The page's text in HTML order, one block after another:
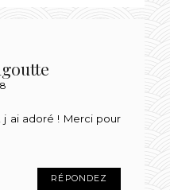
j ai adoré ! Merci pour
RÉPONDEZ